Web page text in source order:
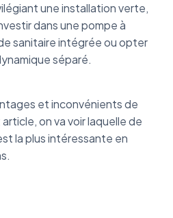
une installation verte,
dans une pompe à
sanitaire intégrée ou opter
séparé.
et inconvénients de
on va voir laquelle de
la plus intéressante en